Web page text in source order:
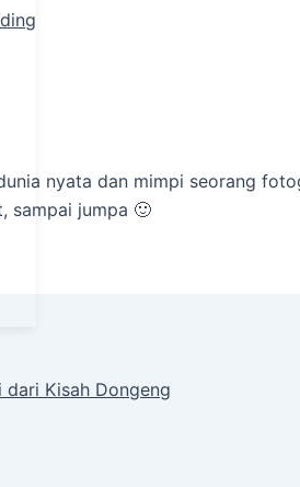
nyata dan mimpi seorang
sampai jumpa 🙂
dari Kisah Dongeng